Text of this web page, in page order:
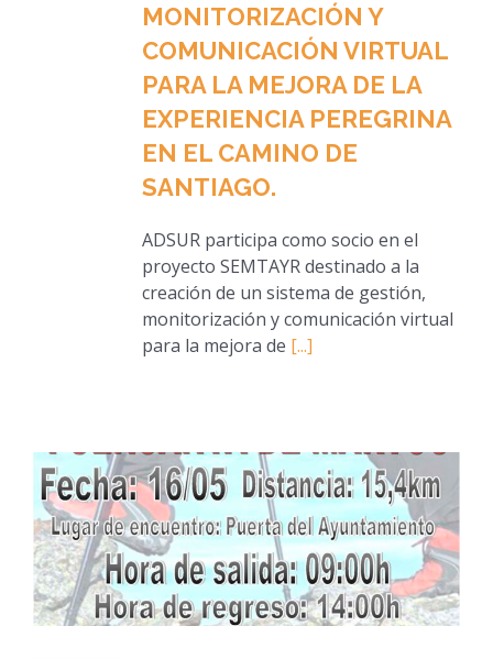
MONITORIZACIÓN Y
COMUNICACIÓN VIRTUAL
PARA LA MEJORA DE LA
EXPERIENCIA PEREGRINA
EN EL CAMINO DE
SANTIAGO.
ADSUR participa como socio en el
proyecto SEMTAYR destinado a la
creación de un sistema de gestión,
monitorización y comunicación virtual
para la mejora de [...]